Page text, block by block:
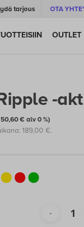
tarjous OTA
OUTLET
-
€ alv 0 %)
189,00 €.